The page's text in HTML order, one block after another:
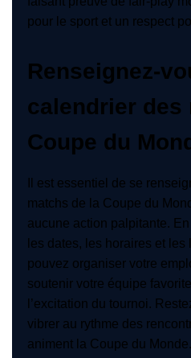
pour le sport et un respect
Renseignez-
calendrier des
Coupe du
Il est essentiel de se
matchs de la Coupe du
aucune action palpitante.
les dates, les horaires et
pouvez organiser votre
soutenir votre équipe
l’excitation du tournoi.
vibrer au rythme des
animent la Coupe du Monde.